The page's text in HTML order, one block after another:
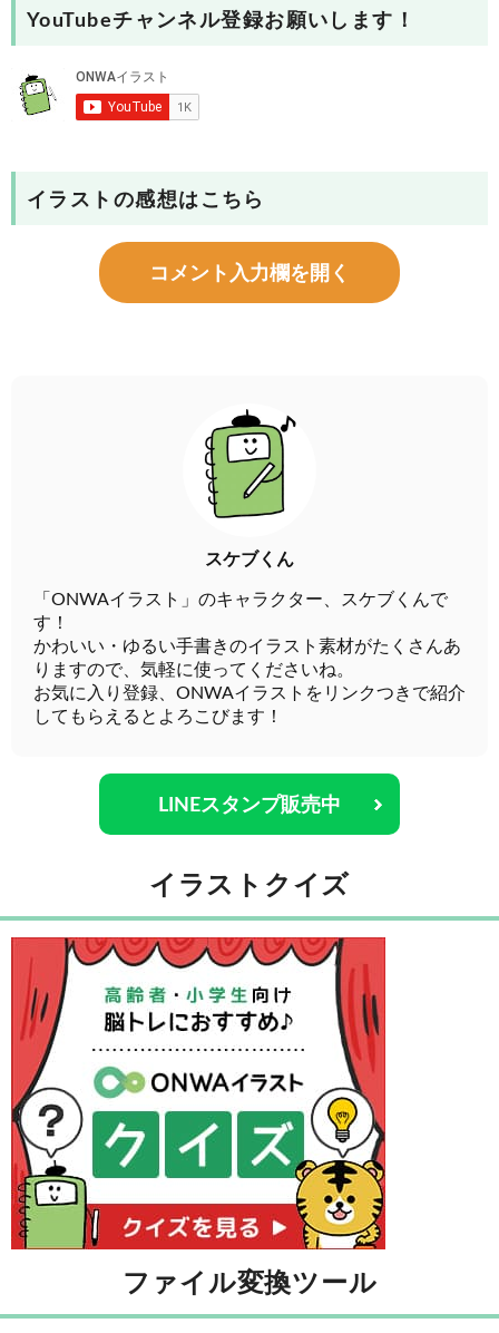
YouTubeチャンネル登録お願いします！
イラストの感想はこちら
コメント入力欄を開く
スケブくん
「ONWAイラスト」のキャラクター、スケブくんで
す！
かわいい・ゆるい手書きのイラスト素材がたくさんあ
りますので、気軽に使ってくださいね。
お気に入り登録、ONWAイラストをリンクつきで紹介
してもらえるとよろこびます！
LINEスタンプ販売中
イラストクイズ
ファイル変換ツール